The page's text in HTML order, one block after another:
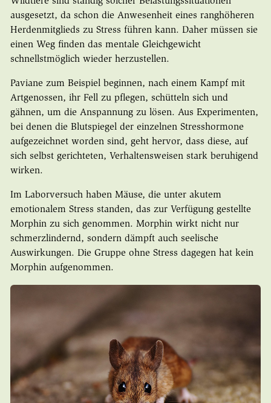
ausgesetzt, da schon die Anwesenheit eines ranghöheren
Herdenmitglieds zu Stress führen kann. Daher müssen sie
einen Weg finden das mentale Gleichgewicht
schnellstmöglich wieder herzustellen.
Paviane zum Beispiel beginnen, nach einem Kampf mit
Artgenossen, ihr Fell zu pflegen, schütteln sich und
gähnen, um die Anspannung zu lösen. Aus Experimenten,
bei denen die Blutspiegel der einzelnen Stresshormone
aufgezeichnet worden sind, geht hervor, dass diese, auf
sich selbst gerichteten, Verhaltensweisen stark beruhigend
wirken.
Im Laborversuch haben Mäuse, die unter akutem
emotionalem Stress standen, das zur Verfügung gestellte
Morphin zu sich genommen. Morphin wirkt nicht nur
schmerzlindernd, sondern dämpft auch seelische
Auswirkungen. Die Gruppe ohne Stress dagegen hat kein
Morphin aufgenommen.